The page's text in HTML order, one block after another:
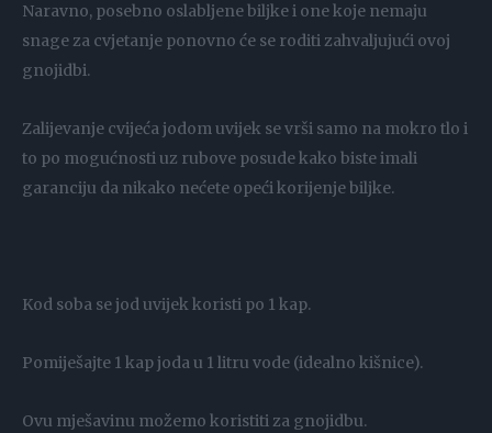
Naravno, posebno oslabljene biljke i one koje nemaju
snage za cvjetanje ponovno će se roditi zahvaljujući ovoj
gnojidbi.
Zalijevanje cvijeća jodom uvijek se vrši samo na mokro tlo i
to po mogućnosti uz rubove posude kako biste imali
garanciju da nikako nećete opeći korijenje biljke.
Kod soba se jod uvijek koristi po 1 kap.
Pomiješajte 1 kap joda u 1 litru vode (idealno kišnice).
Ovu mješavinu možemo koristiti za gnojidbu.